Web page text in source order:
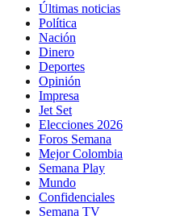
Últimas noticias
Política
Nación
Dinero
Deportes
Opinión
Impresa
Jet Set
Elecciones 2026
Foros Semana
Mejor Colombia
Semana Play
Mundo
Confidenciales
Semana TV